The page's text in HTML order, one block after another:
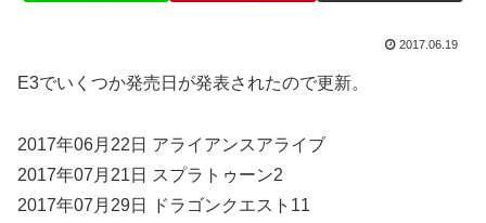
2017.06.19
E3でいくつか発売日が発表されたので更新。
2017年06月22日 アライアンスアライブ
2017年07月21日 スプラトゥーン2
2017年07月29日 ドラゴンクエスト11